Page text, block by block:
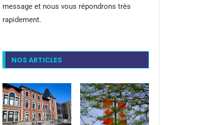
message et nous vous répondrons très
rapidement.
NOS ARTICLES